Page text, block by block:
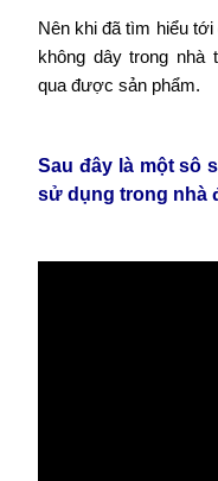
Nên khi đã tìm hiểu
không dây trong
qua được sản phẩm.
Sau đây là một sô
sử dụng trong nhà